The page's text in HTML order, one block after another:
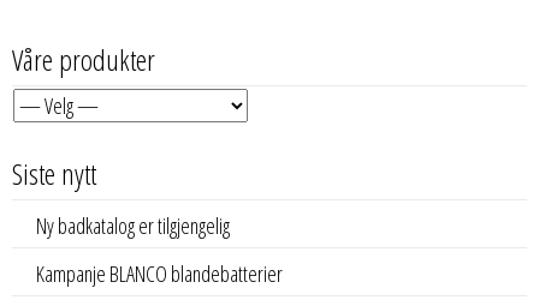
Våre produkter
Siste nytt
Ny badkatalog er tilgjengelig
Kampanje BLANCO blandebatterier